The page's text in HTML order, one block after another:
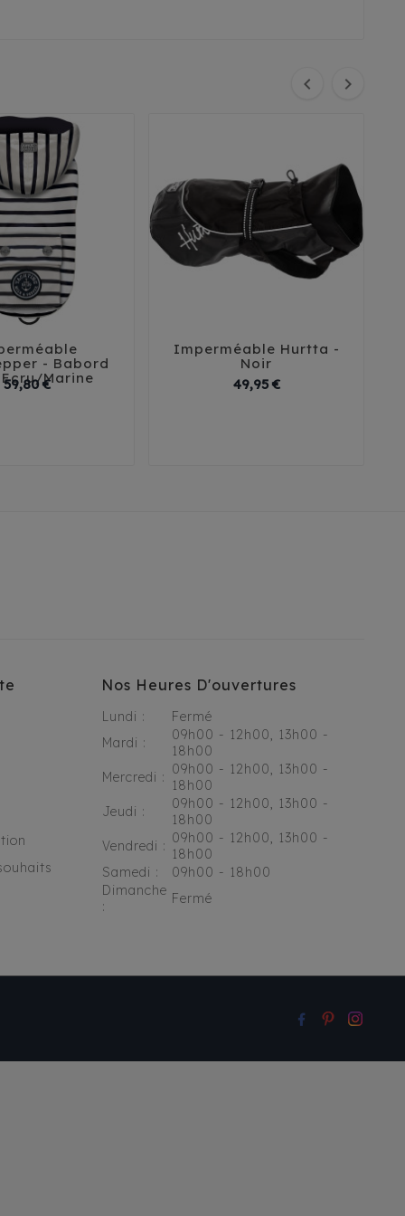
 
 
- Babord
Marine
59,80 €Prix

Imperméable Hurtta -
Noir
49,95 €Prix
Nos Heures D'ouvertures
Lundi :
Fermé
Mardi :
09h00 - 12h00, 13h00 -
18h00
Mercredi : 09h00 - 12h00, 13h00 -
18h00
Jeudi :
09h00 - 12h00, 13h00 -
18h00
Vendredi : 09h00 - 12h00, 13h00 -
18h00
Samedi :
09h00 - 18h00
Dimanche
:
Fermé